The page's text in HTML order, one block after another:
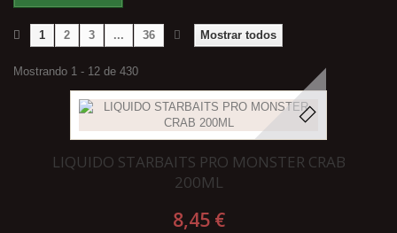
Mostrar todos
1 2 3 ... 36
Mostrando 1 - 12 de 430
LIQUIDO STARBAITS PRO MONSTER CRAB
200ML
8,45 €